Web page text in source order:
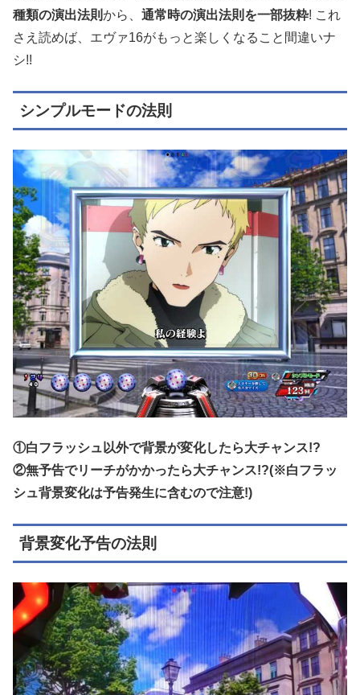
種類の演出法則から、 通常時の演出法則を一部抜粋! これ
さえ読めば、エヴァ16がもっと楽しくなること間違いナ
シ!!
シンプルモードの法則
①白フラッシュ以外で背景が変化したら大チャンス!?
②無予告でリーチがかかったら大チャンス!?(※白フラッ
シュ背景変化は予告発生に含むので注意!)
背景変化予告の法則